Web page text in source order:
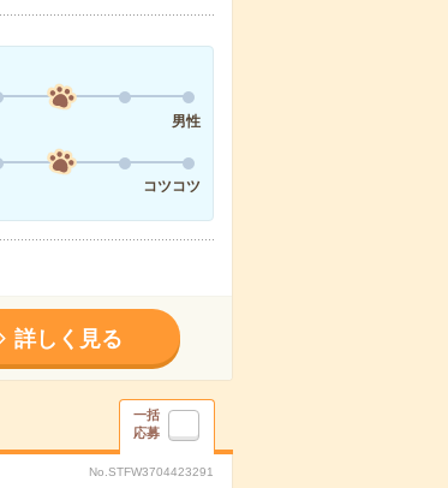
男性
コツコツ
詳しく見る
一括
応募
No.STFW3704423291